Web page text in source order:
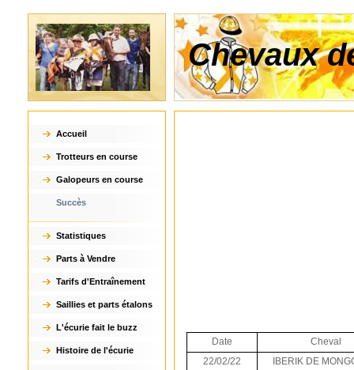
Chevaux
Accueil
Trotteurs en course
Galopeurs en course
Succès
Statistiques
Parts à Vendre
Tarifs d'Entraînement
Saillies et parts étalons
L'écurie fait le buzz
Histoire de l'écurie
Date
Cheval
22/02/22
IBERIK DE